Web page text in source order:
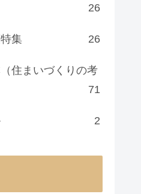
26
集 26
住まいづくりの考
71
2